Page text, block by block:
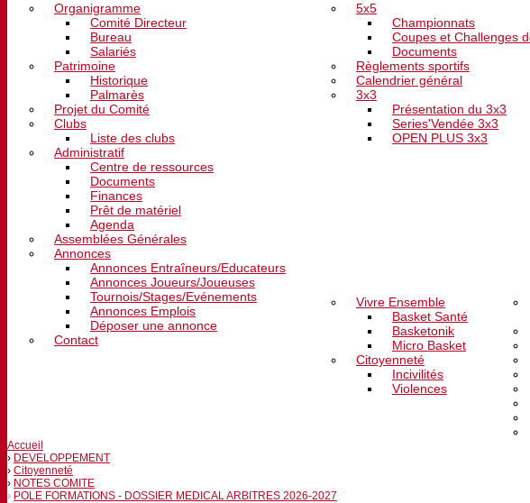
Organigramme
Comité Directeur
Bureau
Salariés
Patrimoine
Historique
Palmarès
Projet du Comité
Clubs
Liste des clubs
Administratif
Centre de ressources
Documents
Finances
Prêt de matériel
Agenda
Assemblées Générales
Annonces
Annonces Entraîneurs/Educateurs
Annonces Joueurs/Joueuses
Tournois/Stages/Evénements
Annonces Emplois
Déposer une annonce
Contact
5x5
Championnats
Coupes et Challenges
Documents
Règlements sportifs
Calendrier général
3x3
Présentation du 3x3
Series'Vendée 3x3
OPEN PLUS 3x3
Vivre Ensemble
Basket Santé
Basketonik
Micro Basket
Citoyenneté
Incivilités
Violences
Accueil
DEVELOPPEMENT
Citoyenneté
NOTES COMITE
POLE FORMATIONS - DOSSIER MEDICAL ARBITRES 2026-2027